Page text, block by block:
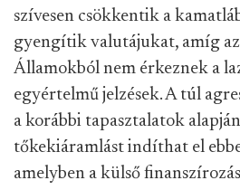
szívesen csökkentik a
gyengítik valutájukat, amíg
Államokból nem érkeznek a
egyértelmű jelzések. A túl
a korábbi tapasztalatok
tőkekiáramlást indíthat el
amelyben a külső